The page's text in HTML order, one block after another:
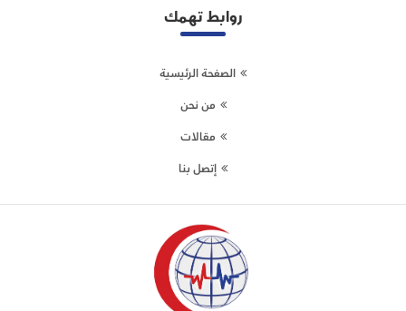
روابط تهمك
الصفحة الرئيسية
من نحن
مقالات
إتصل بنا